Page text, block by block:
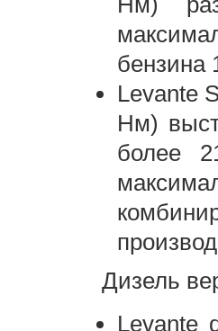
бензина
Levante
Нм)
более
Дизель
Levante